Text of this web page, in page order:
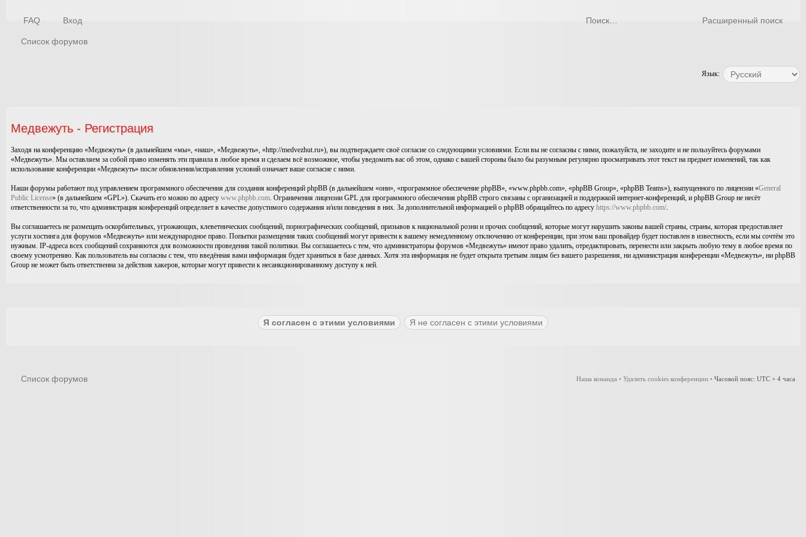
FAQ Вход Расширенный поиск
Список форумов
Язык:
Медвежуть - Регистрация
Заходя на конференцию «Медвежуть» (в дальнейшем «мы», «наш», «Медвежуть», «http://medvezhut.ru»), вы подтверждаете своё согласие со следующими условиями. Если вы не согласны с ними, пожалуйста, не заходите и не пользуйтесь форумами
«Медвежуть». Мы оставляем за собой право изменять эти правила в любое время и сделаем всё возможное, чтобы уведомить вас об этом, однако с вашей стороны было бы разумным регулярно просматривать этот текст на предмет изменений, так как
использование конференции «Медвежуть» после обновления/исправления условий означает ваше согласие с ними.
Наши форумы работают под управлением программного обеспечения для создания конференций phpBB (в дальнейшем «они», «программное обеспечение phpBB», «www.phpbb.com», «phpBB Group», «phpBB Teams»), выпущенного по лицензии «General
Public License» (в дальнейшем «GPL»). Скачать его можно по адресу www.phpbb.com. Ограничения лицензии GPL для программного обеспечения phpBB строго связаны с организацией и поддержкой интернет-конференций, и phpBB Group не несёт
ответственности за то, что администрация конференций определяет в качестве допустимого содержания и/или поведения в них. За дополнительной информацией о phpBB обращайтесь по адресу https://www.phpbb.com/.
Вы соглашаетесь не размещать оскорбительных, угрожающих, клеветнических сообщений, порнографических сообщений, призывов к национальной розни и прочих сообщений, которые могут нарушить законы вашей страны, страны, которая предоставляет
услуги хостинга для форумов «Медвежуть» или международное право. Попытки размещения таких сообщений могут привести к вашему немедленному отключению от конференции, при этом ваш провайдер будет поставлен в известность, если мы сочтём это
нужным. IP-адреса всех сообщений сохраняются для возможности проведения такой политики. Вы соглашаетесь с тем, что администраторы форумов «Медвежуть» имеют право удалить, отредактировать, перенести или закрыть любую тему в любое время по
своему усмотрению. Как пользователь вы согласны с тем, что введённая вами информация будет храниться в базе данных. Хотя эта информация не будет открыта третьим лицам без вашего разрешения, ни администрация конференции «Медвежуть», ни phpBB
Group не может быть ответственна за действия хакеров, которые могут привести к несанкционированному доступу к ней.
Наша команда • Удалить cookies конференции • Часовой пояс: UTC + 4 часа
Список форумов